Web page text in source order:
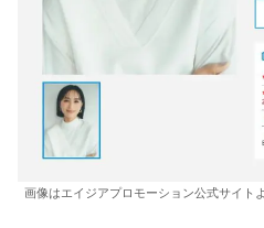
画像はエイジアプロモーション公式サイト